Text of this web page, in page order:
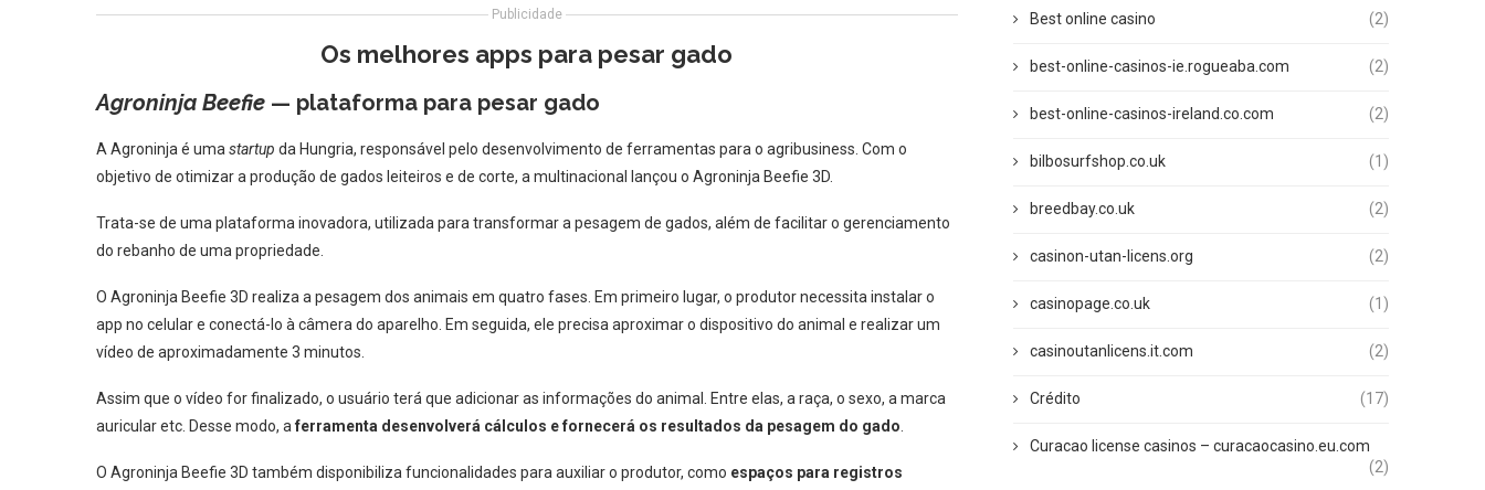
Publicidade
Os melhores apps para pesar gado
Agroninja Beefie — plataforma para pesar gado
A Agroninja é uma startup da Hungria, responsável pelo desenvolvimento de ferramentas para o agribusiness. Com o
objetivo de otimizar a produção de gados leiteiros e de corte, a multinacional lançou o Agroninja Beefie 3D.
Trata-se de uma plataforma inovadora, utilizada para transformar a pesagem de gados, além de facilitar o gerenciamento
do rebanho de uma propriedade.
O Agroninja Beefie 3D realiza a pesagem dos animais em quatro fases. Em primeiro lugar, o produtor necessita instalar o
app no celular e conectá-lo à câmera do aparelho. Em seguida, ele precisa aproximar o dispositivo do animal e realizar um
vídeo de aproximadamente 3 minutos.
Assim que o vídeo for finalizado, o usuário terá que adicionar as informações do animal. Entre elas, a raça, o sexo, a marca
auricular etc. Desse modo, a ferramenta desenvolverá cálculos e fornecerá os resultados da pesagem do gado
O Agroninja Beefie 3D também disponibiliza funcionalidades para auxiliar o produtor, como espaços para registros
Best online casino (2)
best-online-casinos-ie.rogueaba.com (2)
best-online-casinos-ireland.co.com (2)
bilbosurfshop.co.uk (1)
breedbay.co.uk (2)
casinon-utan-licens.org (2)
casinopage.co.uk (1)
casinoutanlicens.it.com (2)
Crédito (17)
Curacao license casinos – curacaocasino.eu.com
(2)